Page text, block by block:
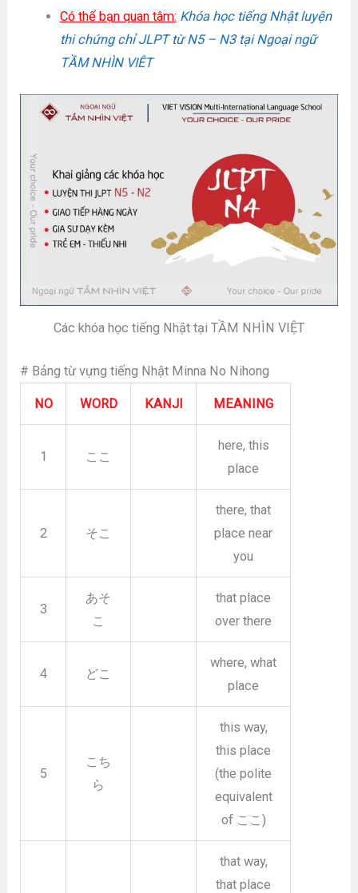
Có thể bạn quan tâm: Khóa học tiếng Nhật luyện
thi chứng chỉ JLPT từ N5 – N3 tại Ngoại ngữ
TẦM NHÌN VIÊT
Các khóa học tiếng Nhật tại TẦM NHÌN VIỆT
# Bảng từ vựng tiếng Nhật Minna No Nihong
NO WORD KANJI MEANING
1 ここ
here, this
place
2 そこ
there, that
place near
you
3
あそ
こ
that place
over there
4 どこ
where, what
place
5
こち
ら
this way,
this place
(the polite
equivalent
of ここ)
that way,
that place